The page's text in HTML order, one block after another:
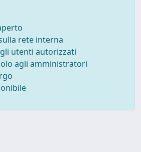
rete interna
utenti autorizzati
agli amministratori